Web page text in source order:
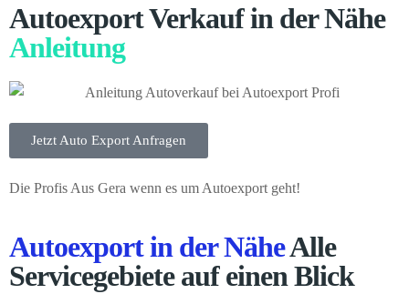
Autoexport Verkauf in der Nähe
Anleitung
Jetzt Auto Export Anfragen
Die Profis Aus Gera wenn es um Autoexport geht!
Autoexport in der NäheAlle
Servicegebiete auf einen Blick